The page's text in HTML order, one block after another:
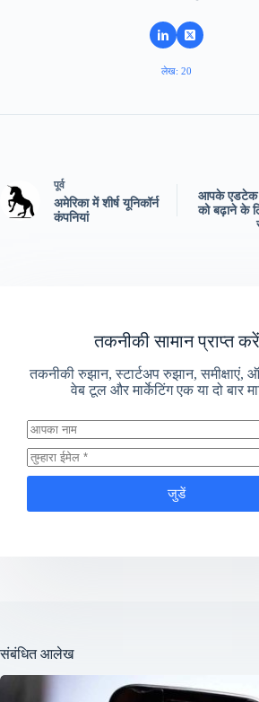
लेख: 20
पूर्व
अमेरिका में शीर्ष यूनिकॉर्न
कंपनियां
आपके एडटेक
को बढ़ाने के
तकनीकी सामान प्राप्त करें
तकनीकी रुझान, स्टार्टअप रुझान, समीक्षाएं,
वेब टूल और मार्केटिंग एक या दो बार
जुडें
संबंधित आलेख